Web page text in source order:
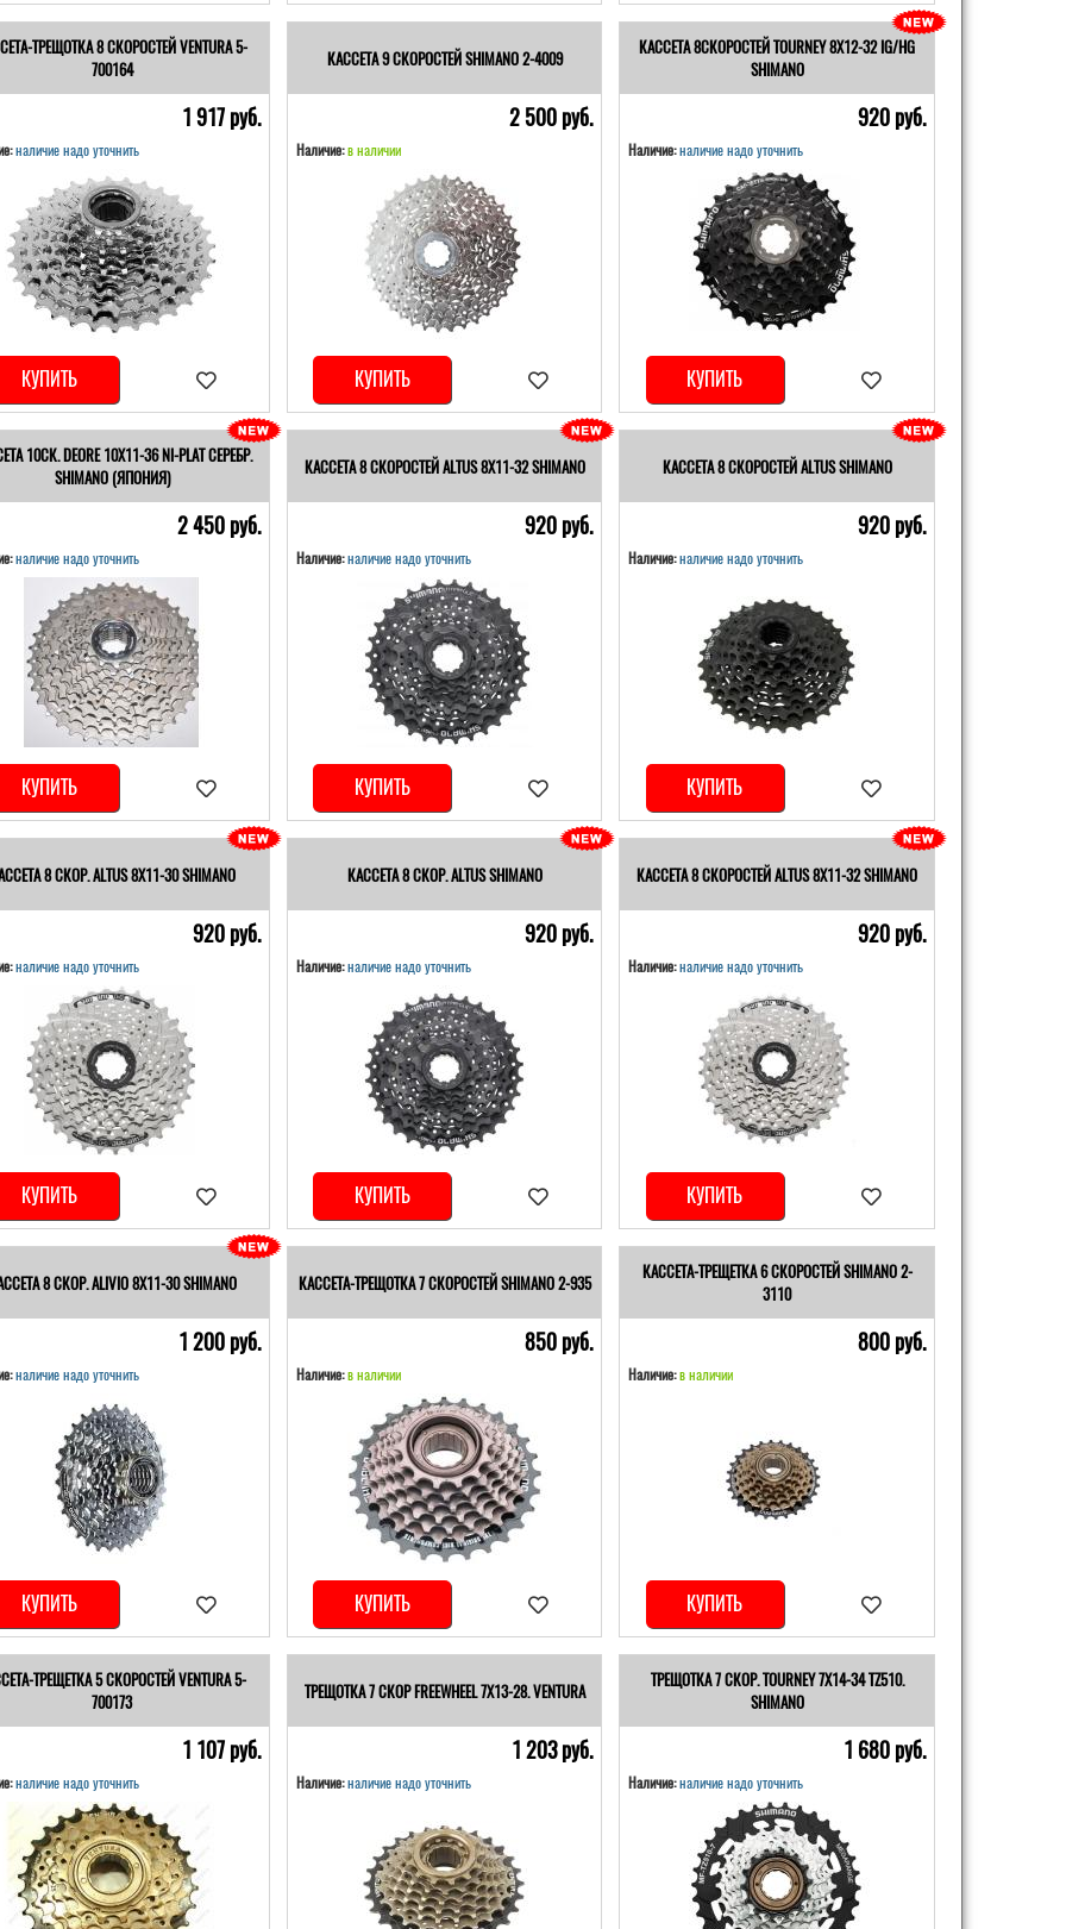
ТРЕЩОТКА 8 СКОРОСТЕЙ VENTURA 5-
700164
1 917 pуб.
наличие надо уточнить
КУПИТЬ
КАССЕТА 9 СКОРОСТЕЙ SHIMANO 2-4009
2 500 pуб.
Наличие:в наличии
КУПИТЬ
КАССЕТА 8СКОРОСТЕЙ TOURNEY 8Х12-32 IG/HG
SHIMANO
920 pуб.
Наличие:наличие надо уточнить
КУПИТЬ
10СК. DEORE 10Х11-36 NI-PLAT СЕРЕБР.
SHIMANO (ЯПОНИЯ)
2 450 pуб.
наличие надо уточнить
КУПИТЬ
КАССЕТА 8 СКОРОСТЕЙ ALTUS 8Х11-32 SHIMANO
920 pуб.
Наличие:наличие надо уточнить
КУПИТЬ
КАССЕТА 8 СКОРОСТЕЙ ALTUS SHIMANO
920 pуб.
Наличие:наличие надо уточнить
КУПИТЬ
8 СКОР. ALTUS 8Х11-30 SHIMANO
920 pуб.
наличие надо уточнить
КУПИТЬ
КАССЕТА 8 СКОР. ALTUS SHIMANO
920 pуб.
Наличие:наличие надо уточнить
КУПИТЬ
КАССЕТА 8 СКОРОСТЕЙ ALTUS 8Х11-32 SHIMANO
920 pуб.
Наличие:наличие надо уточнить
КУПИТЬ
8 СКОР. ALIVIO 8Х11-30 SHIMANO
1 200 pуб.
наличие надо уточнить
КУПИТЬ
КАССЕТА-ТРЕЩОТКА 7 СКОРОСТЕЙ SHIMANO 2-935
850 pуб.
Наличие:в наличии
КУПИТЬ
КАССЕТА-ТРЕЩЕТКА 6 СКОРОСТЕЙ SHIMANO 2-
3110
800 pуб.
Наличие:в наличии
КУПИТЬ
ТРЕЩЕТКА 5 СКОРОСТЕЙ VENTURA 5-
700173
1 107 pуб.
наличие надо уточнить
ТРЕЩОТКА 7 СКОР FREEWHEEL 7Х13-28. VENTURA
1 203 pуб.
Наличие:наличие надо уточнить
ТРЕЩОТКА 7 СКОР. TOURNEY 7Х14-34 TZ510.
SHIMANO
1 680 pуб.
Наличие:наличие надо уточнить